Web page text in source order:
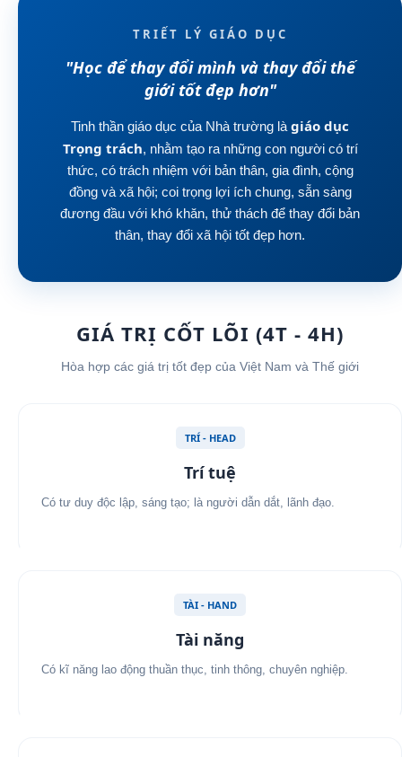
TRIẾT LÝ GIÁO DỤC
"Học để thay đổi mình và thay đổi thế
giới tốt đẹp hơn"
Tinh thần giáo dục của Nhà trường là giáo dục
Trọng trách, nhằm tạo ra những con người có trí
thức, có trách nhiệm với bản thân, gia đình, cộng
đồng và xã hội; coi trọng lợi ích chung, sẵn sàng
đương đầu với khó khăn, thử thách để thay đổi bản
thân, thay đổi xã hội tốt đẹp hơn.
GIÁ TRỊ CỐT LÕI (4T - 4H)
Hòa hợp các giá trị tốt đẹp của Việt Nam và Thế giới
TRÍ - HEAD
Trí tuệ
Có tư duy độc lập, sáng tạo; là người dẫn dắt, lãnh đạo.
TÀI - HAND
Tài năng
Có kĩ năng lao động thuần thục, tinh thông, chuyên nghiệp.